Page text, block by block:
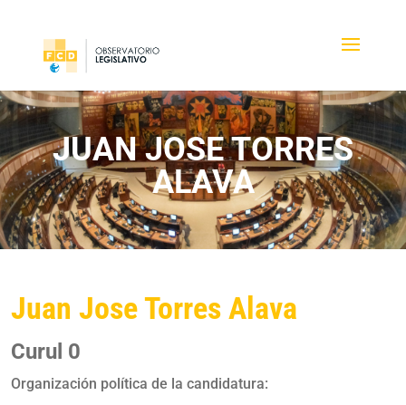
JUAN JOSE TORRES
ALAVA
Juan Jose Torres Alava
Curul 0
Organización política de la candidatura: